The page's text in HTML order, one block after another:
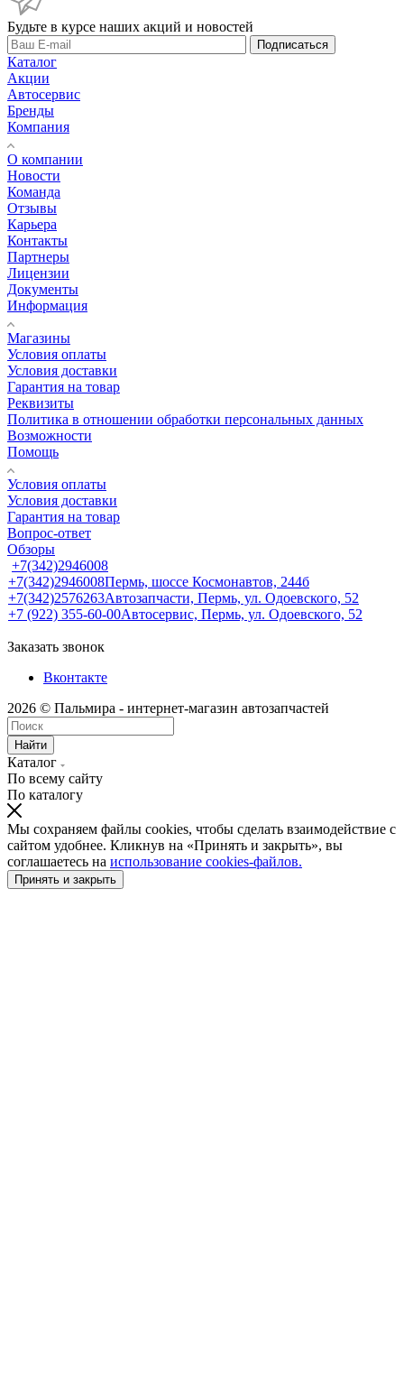
Будьте в курсе наших акций и новостей
Подписаться
Каталог
Акции
Автосервис
Бренды
Компания
О компании
Новости
Команда
Отзывы
Карьера
Контакты
Партнеры
Лицензии
Документы
Информация
Магазины
Условия оплаты
Условия доставки
Гарантия на товар
Реквизиты
Политика в отношении обработки персональных данных
Возможности
Помощь
Условия оплаты
Условия доставки
Гарантия на товар
Вопрос-ответ
Обзоры
+7(342)2946008
+7(342)2946008Пермь, шоссе Космонавтов, 244б
+7(342)2576263Автозапчасти, Пермь, ул. Одоевского, 52
+7 (922) 355-60-00Автосервис, Пермь, ул. Одоевского, 52
Заказать звонок
Вконтакте
2026 © Пальмира - интернет-магазин автозапчастей
Найти
Каталог
По всему сайту
По каталогу
Мы сохраняем файлы cookies, чтобы сделать взаимодействие с
сайтом удобнее. Кликнув на «Принять и закрыть», вы
соглашаетесь на использование cookies-файлов.
Принять и закрыть